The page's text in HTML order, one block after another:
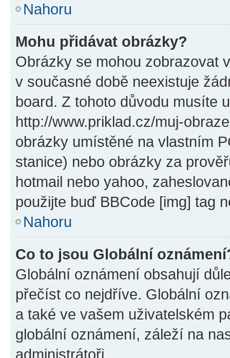
Nahoru
Mohu přidávat obrázky?
Obrázky se mohou zobrazovat
v současné době neexistuje
board. Z tohoto důvodu musíte
http://www.priklad.cz/muj-
obrázky umístěné na vlastním
stanice) nebo obrázky za
hotmail nebo yahoo,
použijte buď BBCode [img] tag
Nahoru
Co to jsou Globální
Globální oznámení obsahují
přečíst co nejdříve. Globální
a také ve vašem uživatelském
globální oznámení, záleží na
administrátoři.